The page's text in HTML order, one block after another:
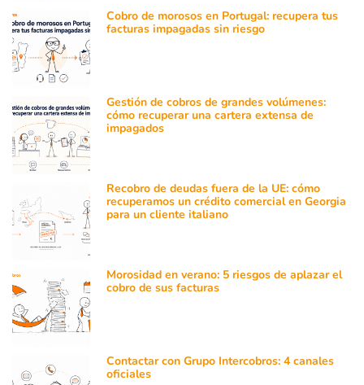
Cobro de morosos en Portugal: recupera tus
facturas impagadas sin riesgo
Gestión de cobros de grandes volúmenes:
cómo recuperar una cartera extensa de
impagados
Recobro de deudas fuera de la UE: cómo
recuperamos un crédito comercial en Georgia
para un cliente italiano
Morosidad en verano: 5 riesgos de aplazar el
cobro de sus facturas
Contactar con Grupo Intercobros: 4 canales
oficiales